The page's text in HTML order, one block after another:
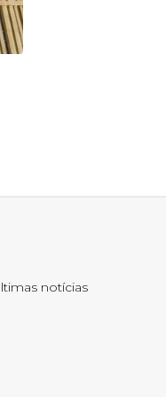
notícias